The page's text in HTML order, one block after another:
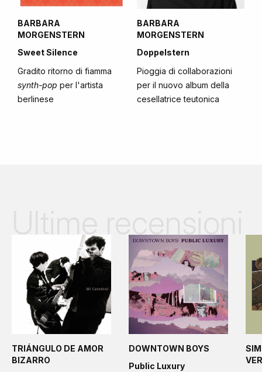
BARBARA
MORGENSTERN
Sweet Silence
Gradito ritorno di fiamma
synth-pop per l'artista
berlinese
BARBARA
MORGENSTERN
Doppelstern
Pioggia di collaborazioni
per il nuovo album della
cesellatrice teutonica
TRIÁNGULO DE AMOR
BIZARRO
DOWNTOWN BOYS
Public Luxury